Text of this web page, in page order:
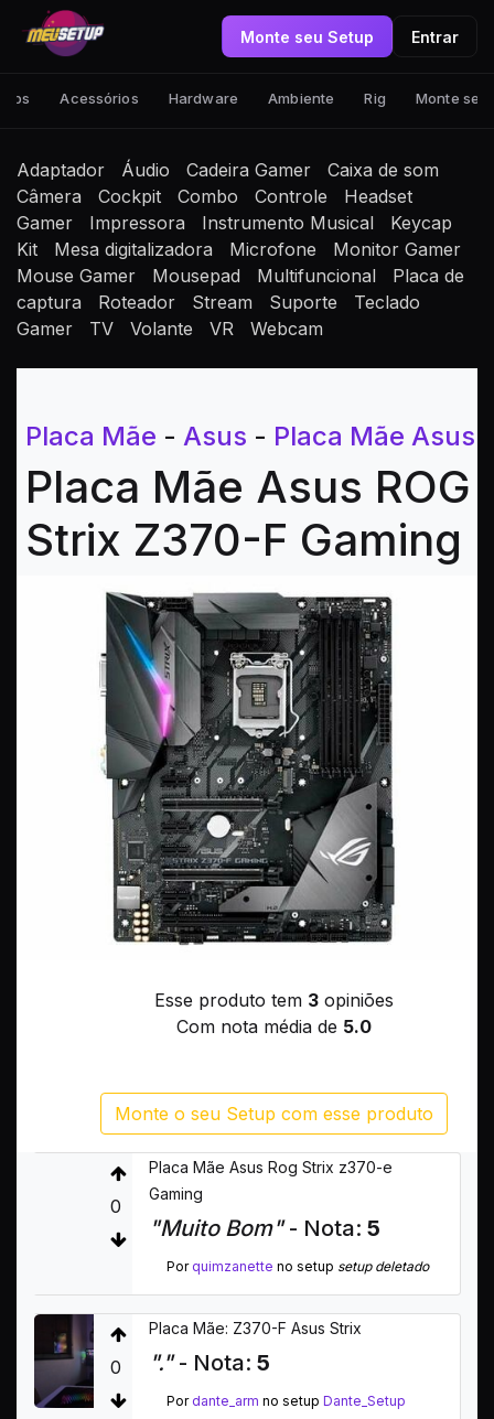
Monte seu Setup Entrar
Acessórios Hardware Ambiente Rig Monte seu
Adaptador Áudio Cadeira Gamer
Caixa de som
Câmera
Cockpit Combo Controle
Headset
Gamer
Impressora Instrumento Musical
Keycap
Kit
Mesa digitalizadora Microfone
Monitor Gamer
Mouse Gamer
Mousepad Multifuncional
Placa de
captura
Roteador Stream Suporte
Teclado
Gamer
TV Volante VR Webcam
Placa Mãe - Asus - Placa Mãe Asus
Placa Mãe Asus ROG
Strix Z370-F Gaming
Esse produto tem 3opiniões
Com nota média de 5.0
Monte o seu Setup com esse produto
0
Placa Mãe Asus Rog Strix z370-e
Gaming
"Muito Bom"- Nota: 5
Por quimzanette no setup setup deletado
0
Placa Mãe: Z370-F Asus Strix
"."- Nota: 5
Por dante_arm no setup Dante_Setup